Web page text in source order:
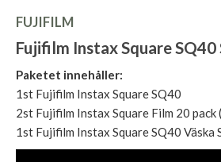
FUJIFILM
Fujifilm Instax Square
Paketet innehåller:
1st Fujifilm Instax Square SQ40
2st Fujifilm Instax Square Film 20 pack
1st Fujifilm Instax Square SQ40 Väska